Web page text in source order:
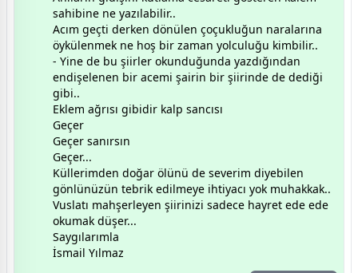
sahibine ne yazılabilir..
Acım geçti derken dönülen çoçukluğun naralarına
öykülenmek ne hoş bir zaman yolculuğu kimbilir..
- Yine de bu şiirler okunduğunda yazdığından
endişelenen bir acemi şairin bir şiirinde de dediği
gibi..
Eklem ağrısı gibidir kalp sancısı
Geçer
Geçer sanırsın
Geçer...
Küllerimden doğar ölünü de severim diyebilen
gönlünüzün tebrik edilmeye ihtiyacı yok muhakkak..
Vuslatı mahşerleyen şiirinizi sadece hayret ede ede
okumak düşer...
Saygılarımla
İsmail Yılmaz